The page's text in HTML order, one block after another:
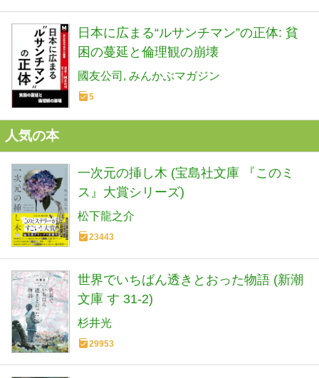
日本に広まる“ルサンチマン”の正体: 貧
困の蔓延と倫理観の崩壊
國友公司 みんかぶマガジン
5
人気の本
一次元の挿し木 (宝島社文庫 『このミ
ス』大賞シリーズ)
松下龍之介
23443
世界でいちばん透きとおった物語 (新潮
文庫 す 31-2)
杉井光
29953